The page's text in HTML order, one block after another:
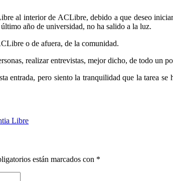
al interior de ACLibre, debido a que deseo
año de universidad, no ha salido a la luz.
o de afuera, de la comunidad.
realizar entrevistas, mejor dicho, de todo un
entrada, pero siento la tranquilidad que la tarea
Libre
están marcados con *